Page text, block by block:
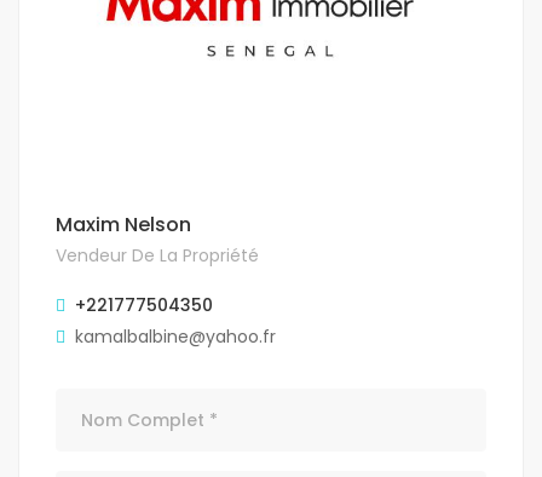
Maxim Nelson
Vendeur De La Propriété
+221777504350
kamalbalbine@yahoo.fr